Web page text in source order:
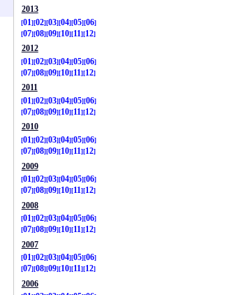
2013
01
02 03 04 05 06
07 08 09 10 11
12
2012
01
02 03 04 05 06
07 08 09 10 11
12
2011
01
02 03 04 05 06
07 08 09 10 11
12
2010
01
02 03 04 05 06
07 08 09 10 11
12
2009
01
02 03 04 05 06
07 08 09 10 11
12
2008
01
02 03 04 05 06
07 08 09 10 11
12
2007
01
02 03 04 05 06
07 08 09 10 11
12
2006